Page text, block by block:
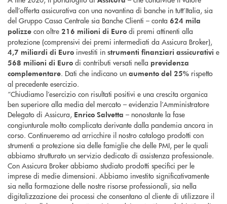
dell’offerta assicurativa con una novantina di banche in tutt’Italia, sia
del Gruppo Cassa Centrale sia Banche Clienti – conta 624 mila
polizze con oltre 216 milioni di Euro di premi attinenti alla
protezione (comprensivi dei premi intermediati da Assicura Broker),
4,7 miliardi di Euro investiti in strumenti finanziari assicurativi e
568 milioni di Euro di contributi versati nella previdenza
complementare. Dati che indicano un aumento del 25% rispetto
al precedente esercizio.
“Chiudiamo l’esercizio con risultati positivi e una crescita organica
ben superiore alla media del mercato – evidenzia l’Amministratore
Delegato di Assicura, Enrico Salvetta – nonostante la fase
congiunturale molto complicata derivante dalla pandemia ancora in
corso. Continueremo ad arricchire il nostro catalogo prodotti con
strumenti a protezione sia delle famiglie che delle PMI, per le quali
abbiamo strutturato un servizio dedicato di assistenza professionale.
Con Assicura Broker abbiamo studiato prodotti specifici per le
imprese di medie dimensioni. Abbiamo investito significativamente
sia nella formazione delle nostre risorse professionali, sia nella
digitalizzazione dei processi che consentano al cliente di utilizzare il